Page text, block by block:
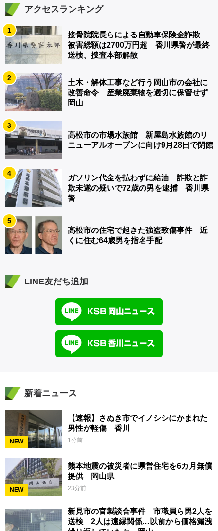
アクセスランキング
1
接骨院院長らによる自動車保険金詐欺
被害総額は2700万円超 香川県警が最終
送検、捜査本部解散
2
土木・解体工事など行う岡山市の会社に
改善命令 産業廃棄物を適切に保管せず
岡山
3
高松市の市場水族館 新屋島水族館のリ
ニューアルオープンに向け9月28日で閉館
4
ガソリン代金を払わずに給油 詐欺と詐
欺未遂の疑いで72歳の男を逮捕 香川県
警
5
高松市の住宅で起きた強盗致傷事件 近
くに住む64歳男を指名手配
LINE友だち追加
新着ニュース
NEW
【速報】さぬき市でイノシシにかまれた
男性が軽傷 香川
1分前
NEW
熊本地震の被災者に県営住宅を6カ月無償
提供 岡山県
23分前
新見市の官製談合事件 市職員ら男2人を
送検 2人は遠縁関係…以前から価格漏洩